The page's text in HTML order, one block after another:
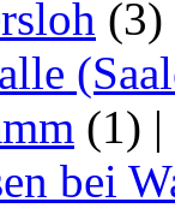
(3)
(1) |
bei